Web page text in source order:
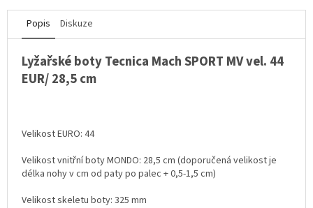
Popis Diskuze
Lyžařské boty Tecnica Mach SPORT MV vel. 44
EUR/ 28,5 cm
Velikost EURO: 44
Velikost vnitřní boty MONDO: 28,5 cm (doporučená velikost je
délka nohy v cm od paty po palec + 0,5-1,5 cm)
Velikost skeletu boty: 325 mm